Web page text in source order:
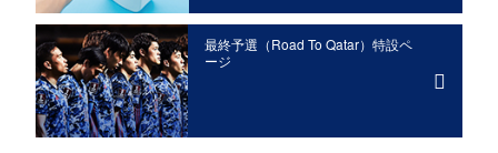
最終予選（Road To Qatar）特設ペ
ージ